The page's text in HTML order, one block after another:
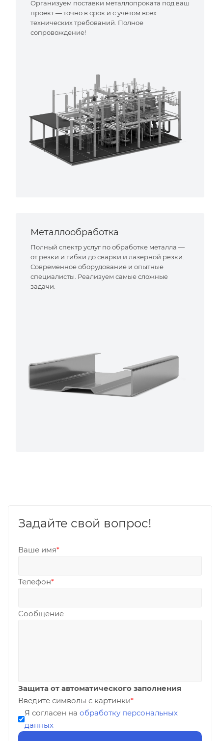
Организуем поставки металлопроката под ваш
проект — точно в срок и с учётом всех
технических требований. Полное
сопровождение!
Металлообработка
Полный спектр услуг по обработке металла —
от резки и гибки до сварки и лазерной резки.
Современное оборудование и опытные
специалисты. Реализуем самые сложные
задачи.
Задайте свой вопрос!
Ваше имя*
Телефон*
Сообщение
Защита от автоматического заполнения
Введите символы с картинки*
Я согласен на обработку персональных
данных